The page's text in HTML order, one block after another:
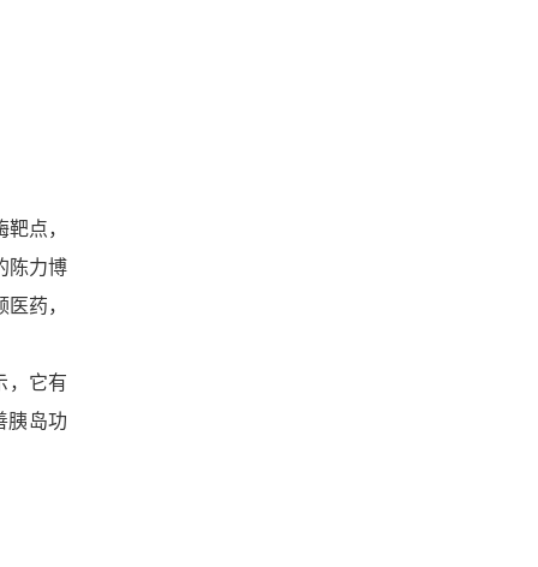
点，
陈力博
药，
，它有
胰岛功